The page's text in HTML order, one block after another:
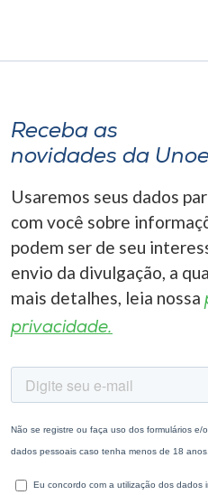
A+
Receba as
novidades da
Usaremos seus dados
com você sobre
podem ser de seu
envio da divulgação, a
mais detalhes, leia nossa
privacidade.